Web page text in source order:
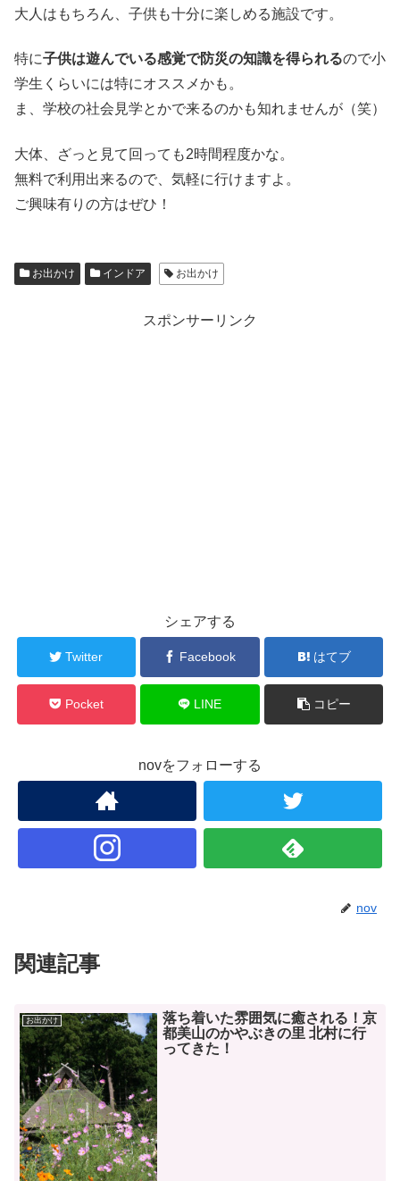
大人はもちろん、子供も十分に楽しめる施設です。
特に子供は遊んでいる感覚で防災の知識を得られるので小
学生くらいには特にオススメかも。
ま、学校の社会見学とかで来るのかも知れませんが（笑）
大体、ざっと見て回っても2時間程度かな。
無料で利用出来るので、気軽に行けますよ。
ご興味有りの方はぜひ！
お出かけ インドア お出かけ
スポンサーリンク
シェアする
Twitter Facebook はてブ
Pocket LINE コピー
novをフォローする
nov
関連記事
お出かけ
落ち着いた雰囲気に癒される！京
都美山のかやぶきの里 北村に行
ってきた！